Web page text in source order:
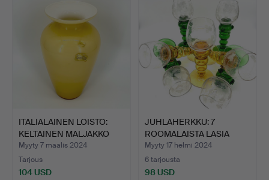
ITALIALAINEN LOISTO:
KELTAINEN MALJAKKO
AJ…
Myyty 7 maalis 2024
Tarjous
104 USD
JUHLAHERKKU: 7
ROOMALAISTA LASIA
MARJAKEIT…
Myyty 17 helmi 2024
6 tarjousta
98 USD